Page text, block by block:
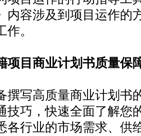
内容涉及到项目运作的
。
项目商业计划书质量保
写高质量商业计划书
技巧，快速全面了解您
各行业的市场需求、供